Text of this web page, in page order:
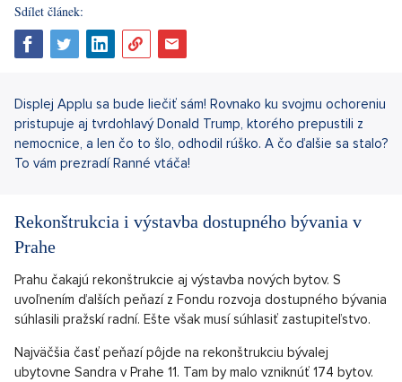
Sdílet článek:
Displej Applu sa bude liečiť sám! Rovnako ku svojmu ochoreniu
pristupuje aj tvrdohlavý Donald Trump, ktorého prepustili z
nemocnice, a len čo to šlo, odhodil rúško. A čo ďalšie sa stalo?
To vám prezradí Ranné vtáča!
Rekonštrukcia i výstavba dostupného bývania v
Prahe
Prahu čakajú rekonštrukcie aj výstavba nových bytov. S
uvoľnením ďalších peňazí z Fondu rozvoja dostupného bývania
súhlasili pražskí radní. Ešte však musí súhlasiť zastupiteľstvo.
Najväčšia časť peňazí pôjde na rekonštrukciu bývalej
ubytovne Sandra v Prahe 11. Tam by malo vzniknúť 174 bytov.